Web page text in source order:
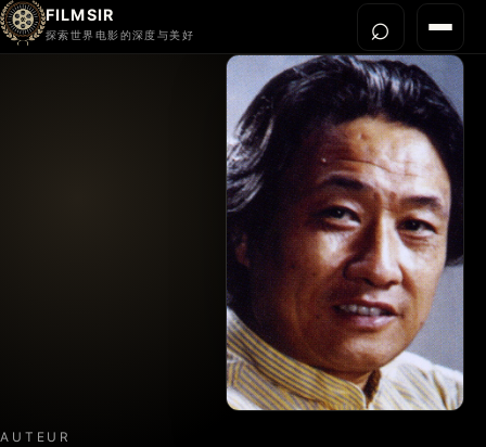
FILMSIR
探索世界电影的深度与美好 菜单
⌕打开
AUTEUR